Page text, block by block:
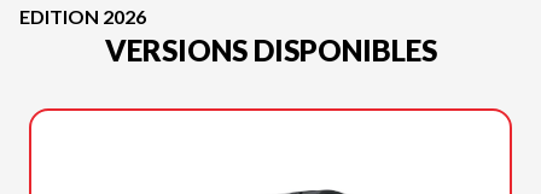
EDITION 2026
VERSIONS DISPONIBLES